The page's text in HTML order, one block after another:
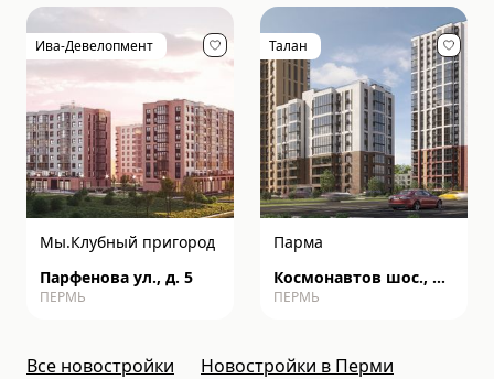
Ива-Девелопмент
Мы.Клубный пригород
Парфенова ул., д. 5
ПЕРМЬ
Талан
Парма
Космонавтов шос., д.
162к
ПЕРМЬ
Все новостройки Новостройки в Перми